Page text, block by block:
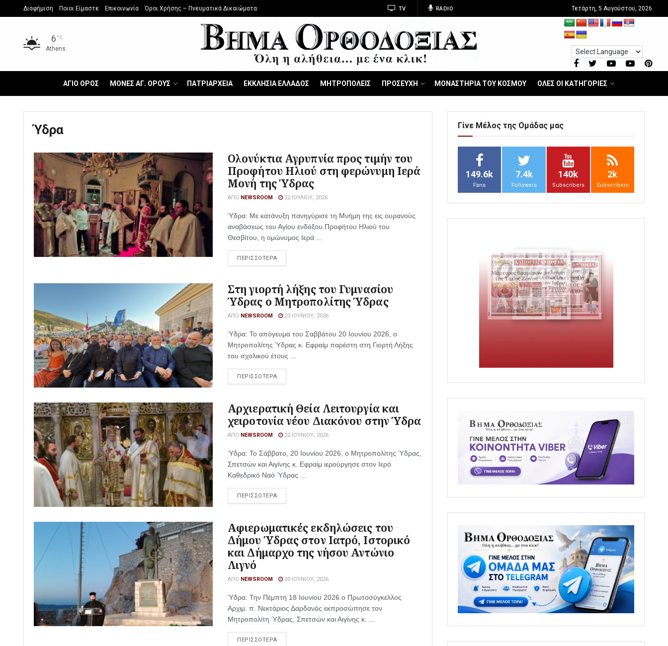
Διαφήμιση Ποιοι Είμαστε Επικοινωνία Όροι Χρήσης – Πνευματικά Δικαιώματα TV RADIO Τετάρτη, 5 Αυγούστου, 2026
6 °C
Athens
ΑΓΙΟ ΟΡΟΣ ΜΟΝΕΣ ΑΓ. ΟΡΟΥΣ ΠΑΤΡΙΑΡΧΕΙΑ ΕΚΚΛΗΣΙΑ ΕΛΛΑΔΟΣ ΜΗΤΡΟΠΟΛΕΙΣ ΠΡΟΣΕΥΧΗ ΜΟΝΑΣΤΗΡΙΑ ΤΟΥ ΚΟΣΜΟΥ ΟΛΕΣ ΟΙ ΚΑΤΗΓΟΡΙΕΣ
Ύδρα
Ολονύκτια Αγρυπνία προς τιμήν του
Προφήτου Ηλιού στη φερώνυμη Ιερά
Μονή της Ύδρας
ΑΠΌ NEWSROOM 22 ΙΟΥΛΊΟΥ, 2026
Ύδρα: Με κατάνυξη πανηγύρισε τη Μνήμη της εις ουρανούς
αναβάσεως του Αγίου ενδόξου Προφήτου Ηλιού του
Θεσβίτου, η ομώνυμος Ιερά ...
ΠΕΡΙΣΣΟΤΕΡΑ
Στη γιορτή λήξης του Γυμνασίου
Ύδρας ο Μητροπολίτης Ύδρας
ΑΠΌ NEWSROOM 23 ΙΟΥΝΊΟΥ, 2026
Ύδρα: Το απόγευμα του Σαββάτου 20 Ιουνίου 2026, ο
Μητροπολίτης Ύδρας κ. Εφραίμ παρέστη στη Γιορτή Λήξης
του σχολικού έτους ...
ΠΕΡΙΣΣΟΤΕΡΑ
Αρχιερατική Θεία Λειτουργία και
χειροτονία νέου Διακόνου στην Ύδρα
ΑΠΌ NEWSROOM 22 ΙΟΥΝΊΟΥ, 2026
Ύδρα: Το Σάββατο, 20 Ιουνίου 2026, ο Μητροπολίτης Ύδρας,
Σπετσών και Αιγίνης κ. Εφραίμ ιερούργησε στον Ιερό
Καθεδρικό Ναό Ύδρας ...
ΠΕΡΙΣΣΟΤΕΡΑ
Αφιερωματικές εκδηλώσεις του
Δήμου Ύδρας στον Ιατρό, Ιστορικό
και Δήμαρχο της νήσου Αντώνιο
Λιγνό
ΑΠΌ NEWSROOM 20 ΙΟΥΝΊΟΥ, 2026
Ύδρα: Την Πέμπτη 18 Ιουνίου 2026 ο Πρωτοσύγκελλος
Αρχιμ. π. Νεκτάριος Δαρδανός εκπροσώπησε τον
Μητροπολίτη Ύδρας, Σπετσών και Αιγίνης κ. ...
ΠΕΡΙΣΣΟΤΕΡΑ
Γίνε Μέλος της Ομάδας μας
149.6k
Fans
7.4k
Followers
140k
Subscribers
2k
Subscribers